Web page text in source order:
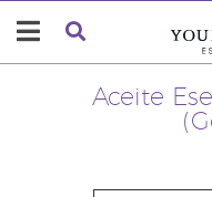
Aceite